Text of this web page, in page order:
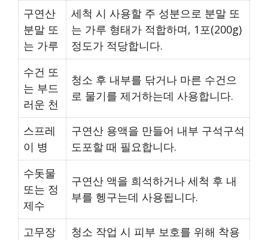
구연산
분말 또
는 가루
세척 시 사용할 주 성분으로 분말 또
는 가루 형태가 적합하며, 1포(200g)
정도가 적당합니다.
수건 또
는 부드
러운 천
청소 후 내부를 닦거나 마른 수건으
로 물기를 제거하는데 사용합니다.
스프레
이 병
구연산 용액을 만들어 내부 구석구석
도포할 때 필요합니다.
수돗물
또는 정
제수
구연산 액을 희석하거나 세척 후 내
부를 헹구는데 사용됩니다.
고무장
청소 작업 시 피부 보호를 위해 착용